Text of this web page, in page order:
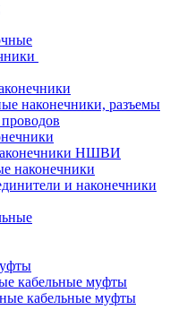
наконечники, разъемы
НШВИ
наконечники
и наконечники
кабельные муфты
кабельные муфты